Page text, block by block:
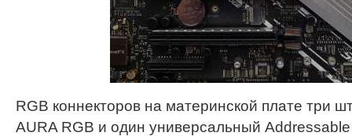
RGB коннекторов на материнской плате три
AURA RGB и один универсальный